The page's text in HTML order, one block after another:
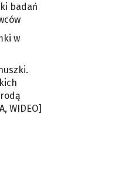
badań
w
WIDEO]